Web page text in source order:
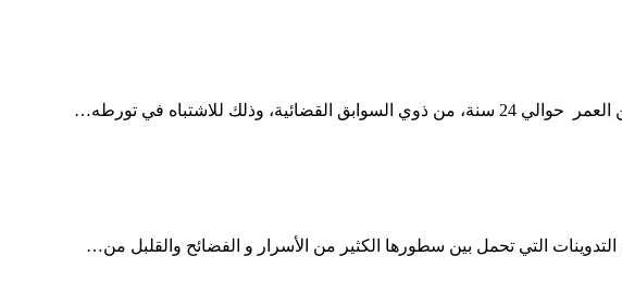
التي تحمل بين سطورها الكثير من الأسرار و الفضائح والقلبل من…